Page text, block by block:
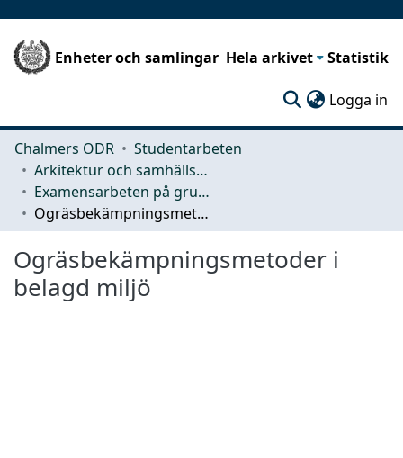
Enheter och samlingar Hela arkivet Statistik
Logga in
Chalmers ODR
Studentarbeten
Arkitektur och samhällsbyggnadsteknik (ACE)
Examensarbeten på grundnivå
Ogräsbekämpningsmetoder i belagd miljö
Ogräsbekämpningsmetoder i
belagd miljö